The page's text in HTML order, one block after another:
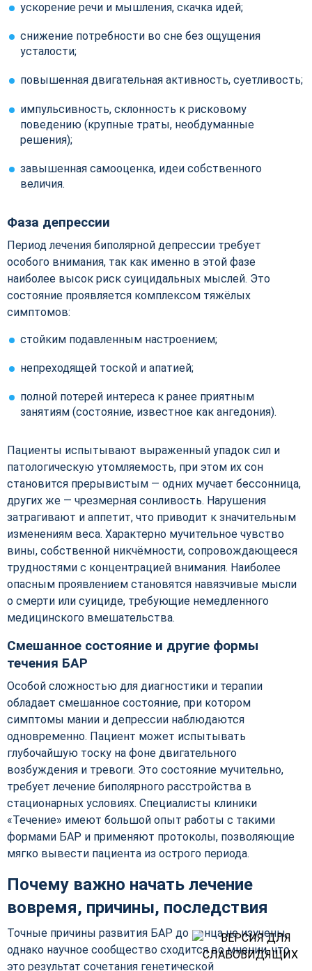
ускорение речи и мышления, скачка идей;
снижение потребности во сне без ощущения
усталости;
повышенная двигательная активность, суетливость;
импульсивность, склонность к рисковому
поведению (крупные траты, необдуманные
решения);
завышенная самооценка, идеи собственного
величия.
Фаза депрессии
Период лечения биполярной депрессии требует
особого внимания, так как именно в этой фазе
наиболее высок риск суицидальных мыслей. Это
состояние проявляется комплексом тяжёлых
симптомов:
стойким подавленным настроением;
непреходящей тоской и апатией;
полной потерей интереса к ранее приятным
занятиям (состояние, известное как ангедония).
Пациенты испытывают выраженный упадок сил и
патологическую утомляемость, при этом их сон
становится прерывистым — одних мучает бессонница,
других же — чрезмерная сонливость. Нарушения
затрагивают и аппетит, что приводит к значительным
изменениям веса. Характерно мучительное чувство
вины, собственной никчёмности, сопровождающееся
трудностями с концентрацией внимания. Наиболее
опасным проявлением становятся навязчивые мысли
о смерти или суициде, требующие немедленного
медицинского вмешательства.
Смешанное состояние и другие формы
течения БАР
Особой сложностью для диагностики и терапии
обладает смешанное состояние, при котором
симптомы мании и депрессии наблюдаются
одновременно. Пациент может испытывать
глубочайшую тоску на фоне двигательного
возбуждения и тревоги. Это состояние мучительно,
требует лечение биполярного расстройства в
стационарных условиях. Специалисты клиники
«Течение» имеют большой опыт работы с такими
формами БАР и применяют протоколы, позволяющие
мягко вывести пациента из острого периода.
Почему важно начать лечение
вовремя, причины, последствия
Точные причины развития БАР до конца не изучены,
однако научное сообщество сходится во мнении, что
это результат сочетания генетической